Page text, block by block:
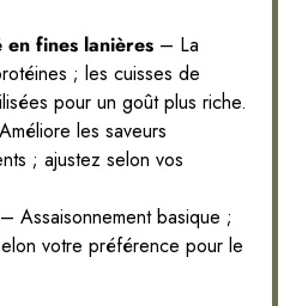
fines lanières – La
; les cuisses de
pour un goût plus riche.
les saveurs
; ajustez selon vos
– Assaisonnement basique ;
votre préférence pour le